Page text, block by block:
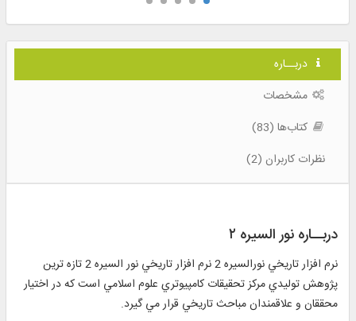
دربــاره
مشخصات
کتاب‌ها (83)
نظرات کاربران (2)
دربــاره نور السیره ۲
نرم افزار تاريخي نورالسيره 2 نرم افزار تاريخي نور السيره 2 تازه ترين
پژوهش توليدي مركز تحقيقات كامپيوتري علوم اسلامي است كه در اختيار
محققان و علاقمندان مباحث تاريخي قرار مي گيرد.